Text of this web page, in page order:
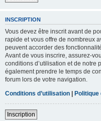
INSCRIPTION
Vous devez être inscrit avant de
rapide et vous offre de nombreux
peuvent accorder des
Avant de vous inscrire, assurez-
conditions d’utilisation et de notre
également prendre le temps de
forum lors de votre navigation.
Conditions d’utilisation | Politique
Inscription